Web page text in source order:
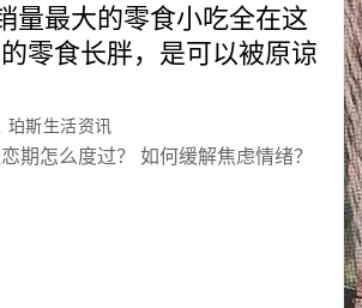
量最大的零食小吃全在这
零食长胖，是可以被原谅
珀斯生活资讯
期怎么度过？ 如何缓解焦虑情绪？